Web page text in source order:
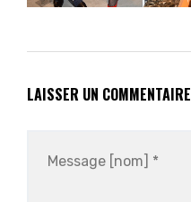
LAISSER UN COMMENTAIRE